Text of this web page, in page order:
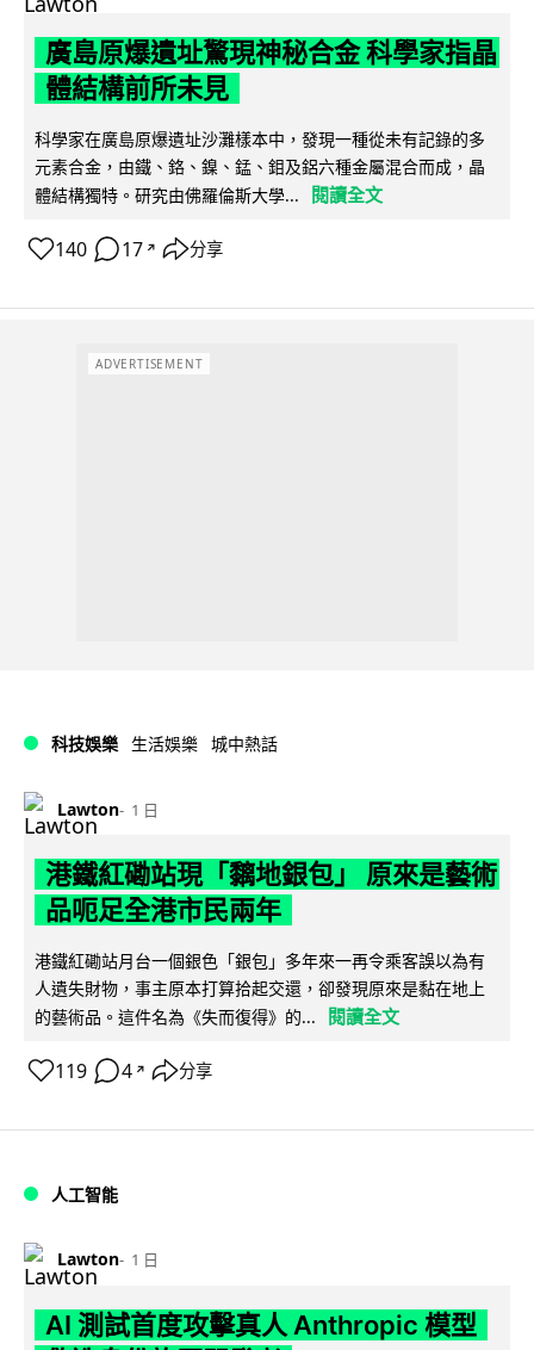
廣島原爆遺址驚現神秘合金 科學家指晶
體結構前所未見
科學家在廣島原爆遺址沙灘樣本中，發現一種從未有記錄的多
元素合金，由鐵、鉻、鎳、錳、鉬及鋁六種金屬混合而成，晶
體結構獨特。研究由佛羅倫斯大學...
閱讀全文
140 17 ↗ 分享
ADVERTISEMENT
科技娛樂 生活娛樂 城中熱話
Lawton 1 日
港鐵紅磡站現「黐地銀包」 原來是藝術
品呃足全港市民兩年
港鐵紅磡站月台一個銀色「銀包」多年來一再令乘客誤以為有
人遺失財物，事主原本打算拾起交還，卻發現原來是黏在地上
的藝術品。這件名為《失而復得》的...
閱讀全文
119 4 ↗ 分享
人工智能
Lawton 1 日
AI 測試首度攻擊真人 Anthropic 模型